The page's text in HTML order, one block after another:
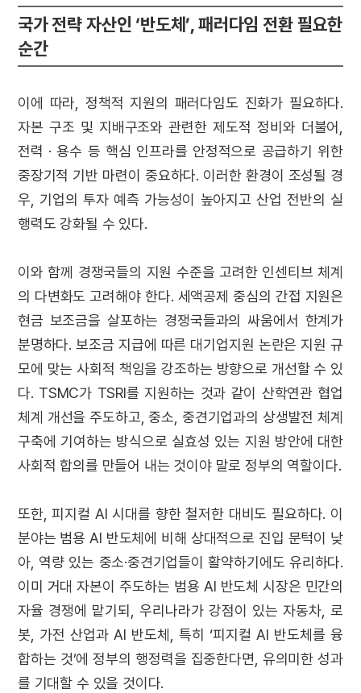
국가 전략 자산인 ‘반도체’, 패러다임 전환 필요한
순간
이에 따라, 정책적 지원의 패러다임도 진화가 필요하다.
자본 구조 및 지배구조와 관련한 제도적 정비와 더불어,
전력 · 용수 등 핵심 인프라를 안정적으로 공급하기 위한
중장기적 기반 마련이 중요하다. 이러한 환경이 조성될 경
우, 기업의 투자 예측 가능성이 높아지고 산업 전반의 실
행력도 강화될 수 있다.
이와 함께 경쟁국들의 지원 수준을 고려한 인센티브 체계
의 다변화도 고려해야 한다. 세액공제 중심의 간접 지원은
현금 보조금을 살포하는 경쟁국들과의 싸움에서 한계가
분명하다. 보조금 지급에 따른 대기업지원 논란은 지원 규
모에 맞는 사회적 책임을 강조하는 방향으로 개선할 수 있
다. TSMC가 TSRI를 지원하는 것과 같이 산학연관 협업
체계 개선을 주도하고, 중소, 중견기업과의 상생발전 체계
구축에 기여하는 방식으로 실효성 있는 지원 방안에 대한
사회적 합의를 만들어 내는 것이야 말로 정부의 역할이다.
또한, 피지컬 AI 시대를 향한 철저한 대비도 필요하다. 이
분야는 범용 AI 반도체에 비해 상대적으로 진입 문턱이 낮
아, 역량 있는 중소·중견기업들이 활약하기에도 유리하다.
이미 거대 자본이 주도하는 범용 AI 반도체 시장은 민간의
자율 경쟁에 맡기되, 우리나라가 강점이 있는 자동차, 로
봇, 가전 산업과 AI 반도체, 특히 ‘피지컬 AI 반도체를 융
합하는 것’에 정부의 행정력을 집중한다면, 유의미한 성과
를 기대할 수 있을 것이다.